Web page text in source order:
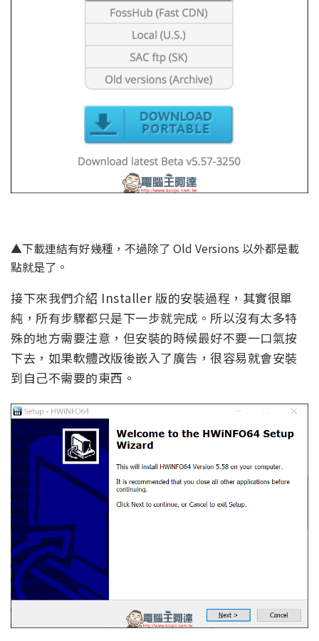
▲下載連結有好幾種，不過除了 Old Versions 以外都是載
點就是了。
接下來我們介紹 Installer 版的安裝過程，其實很單
純，所有步驟都只是下一步就完成。所以沒有太多特
殊的地方需要注意，但安裝的時候最好不要一口氣按
下去，如果軟體改版後嵌入了廣告，很容易就會安裝
到自己不需要的東西。